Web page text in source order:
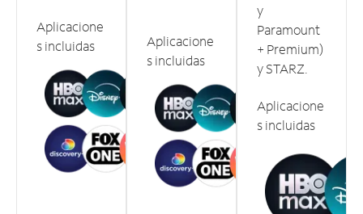
Aplicacione
s incluidas
Aplicacione
s incluidas
y
Paramount
+ Premium)
y STARZ.
Aplicacione
s incluidas